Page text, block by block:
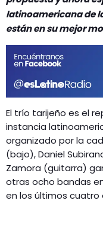
ACTUALIDAD
ESPECTÁCULOS
PROGRAMACIÓN
INICIO
RADIO SPLENDID
CONTACTO
latinoamericana de
están en su mejor
El trío tarijeño es el
instancia
organizado por la
(bajo), Daniel
Zamora (guitarra)
otras ocho bandas
en los últimos cuatro